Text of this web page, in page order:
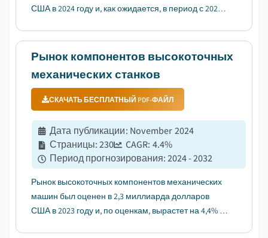
США в 2024 году и, как ожидается, в период с 2025
Рынок компонентов высокоточных
механических станков
СКАЧАТЬ БЕСПЛАТНЫЙ PDF-ФАЙЛ
Дата публикации: November 2024
Страницы:230 CAGR: 4.4%
Период прогнозирования:2024 - 2032
Рынок высокоточных компонентов механических
машин был оценен в 2,3 миллиарда долларов
США в 2023 году и, по оценкам, вырастет на 4,4% в